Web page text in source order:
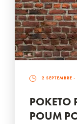
2 SEPTEMBRE -
POKETO
POUM